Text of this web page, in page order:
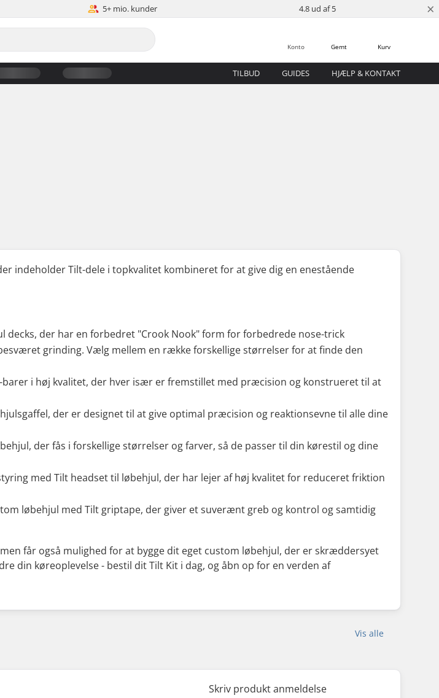
5+ mio. kunder 4.8 ud af 5 ×
Kurv
Gemt
Konto
TILBUD GUIDES HJÆLP & KONTAKT
indeholder Tilt-dele i topkvalitet kombineret for at give dig en enestående
der har en forbedret "Crook Nook" form for forbedrede nose-trick
grinding. Vælg mellem en række forskellige størrelser for at finde den
i høj kvalitet, der hver især er fremstillet med præcision og konstrueret til at
der er designet til at give optimal præcision og reaktionsevne til alle dine
der fås i forskellige størrelser og farver, så de passer til din kørestil og dine
med Tilt headset til løbehjul, der har lejer af høj kvalitet for reduceret friktion
løbehjul med Tilt griptape, der giver et suverænt greb og kontrol og samtidig
får også mulighed for at bygge dit eget custom løbehjul, der er skræddersyet
din køreoplevelse - bestil dit Tilt Kit i dag, og åbn op for en verden af
Vis alle
Skriv produkt anmeldelse